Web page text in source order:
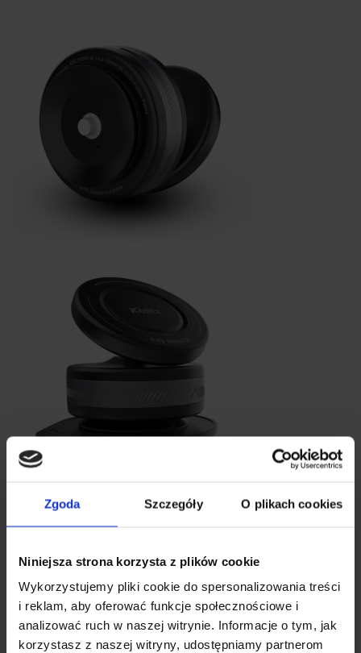
Zgoda Szczegóły O plikach cookies
Niniejsza strona korzysta z plików cookie
Wykorzystujemy pliki cookie do spersonalizowania treści
i reklam, aby oferować funkcje społecznościowe i
analizować ruch w naszej witrynie. Informacje o tym, jak
korzystasz z naszej witryny, udostępniamy partnerom